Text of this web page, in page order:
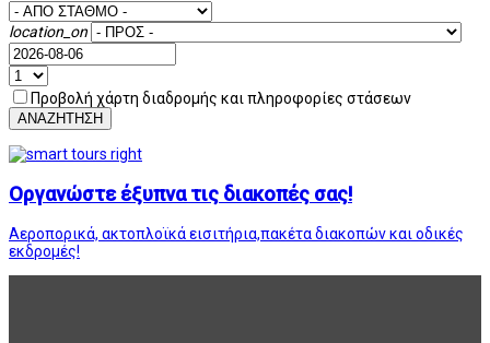
location_on
Προβολή χάρτη διαδρομής και πληροφορίες στάσεων
ΑΝΑΖΗΤΗΣΗ
Οργανώστε έξυπνα τις διακοπές σας!
Αεροπορικά, ακτοπλοϊκά εισιτήρια,πακέτα διακοπών και οδικές
εκδρομές!